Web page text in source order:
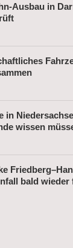
Ausbau in
in
wissen
bald wieder